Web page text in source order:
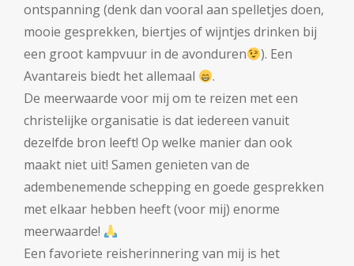
ontspanning (denk dan vooral aan spelletjes doen,
mooie gesprekken, biertjes of wijntjes drinken bij
een groot kampvuur in de avonduren
). Een
Avantareis biedt het allemaal
.
De meerwaarde voor mij om te reizen met een
christelijke organisatie is dat iedereen vanuit
dezelfde bron leeft! Op welke manier dan ook
maakt niet uit! Samen genieten van de
adembenemende schepping en goede gesprekken
met elkaar hebben heeft (voor mij) enorme
meerwaarde!
Een favoriete reisherinnering van mij is het